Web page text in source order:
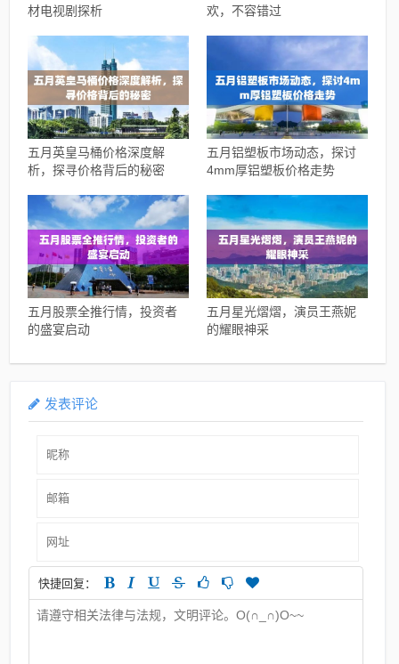
材电视剧探析
欢，不容错过
五月英皇马桶价格深度解
析，探寻价格背后的秘密
五月铝塑板市场动态，探讨
4mm厚铝塑板价格走势
五月股票全推行情，投资者
的盛宴启动
五月星光熠熠，演员王燕妮
的耀眼神采
发表评论
快捷回复：